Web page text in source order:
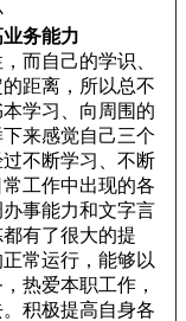
务能力
而自己的学识、
距离，所以总不
学习、向周围的
来感觉自己三个
不断学习、不断
工作中出现的各
事能力和文字言
有了很大的提
常运行，能够以
热爱本职工作，
积极提高自身各